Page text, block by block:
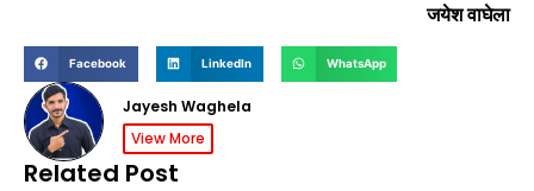
जयेश वाघेला
Facebook LinkedIn WhatsApp
Jayesh Waghela
View More
Related Post